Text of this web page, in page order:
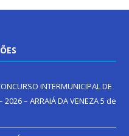
INTERMUNICIPAL DE
2026 – ARRAIÁ DA VENEZA5 de